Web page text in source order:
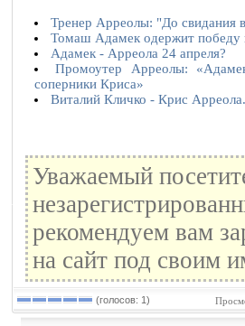
Тренер Арреолы: "До свидания
Томаш Адамек одержит
Адамек - Арреола 24 апреля?
Промоутер Арреолы:
соперники Криса»
Виталий Кличко - Крис
Уважаемый
рекомендуем вам
на сайт под своим
(голосов: 1)